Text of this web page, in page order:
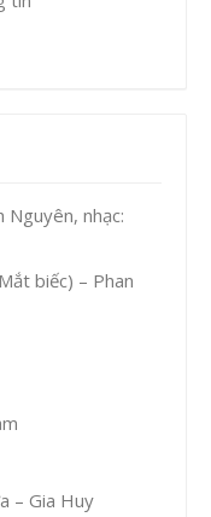
Nguyên, nhạc:
biếc) – Phan
– Gia Huy